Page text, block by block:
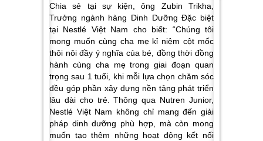
Chia sẻ tại sự kiện, ông Zubin Trikha,
Trưởng ngành hàng Dinh Dưỡng Đặc biệt
tại Nestlé Việt Nam cho biết: “Chúng tôi
mong muốn cùng cha mẹ kỉ niệm cột mốc
thôi nôi đầy ý nghĩa của bé, đồng thời đồng
hành cùng cha mẹ trong giai đoạn quan
trọng sau 1 tuổi, khi mỗi lựa chọn chăm sóc
đều góp phần xây dựng nền tảng phát triển
lâu dài cho trẻ. Thông qua Nutren Junior,
Nestlé Việt Nam không chỉ mang đến giải
pháp dinh dưỡng phù hợp, mà còn mong
muốn tạo thêm những hoạt động kết nối